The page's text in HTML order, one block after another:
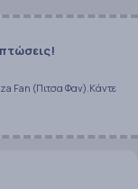
Fan (Πιτσα Φαν).Κάντε